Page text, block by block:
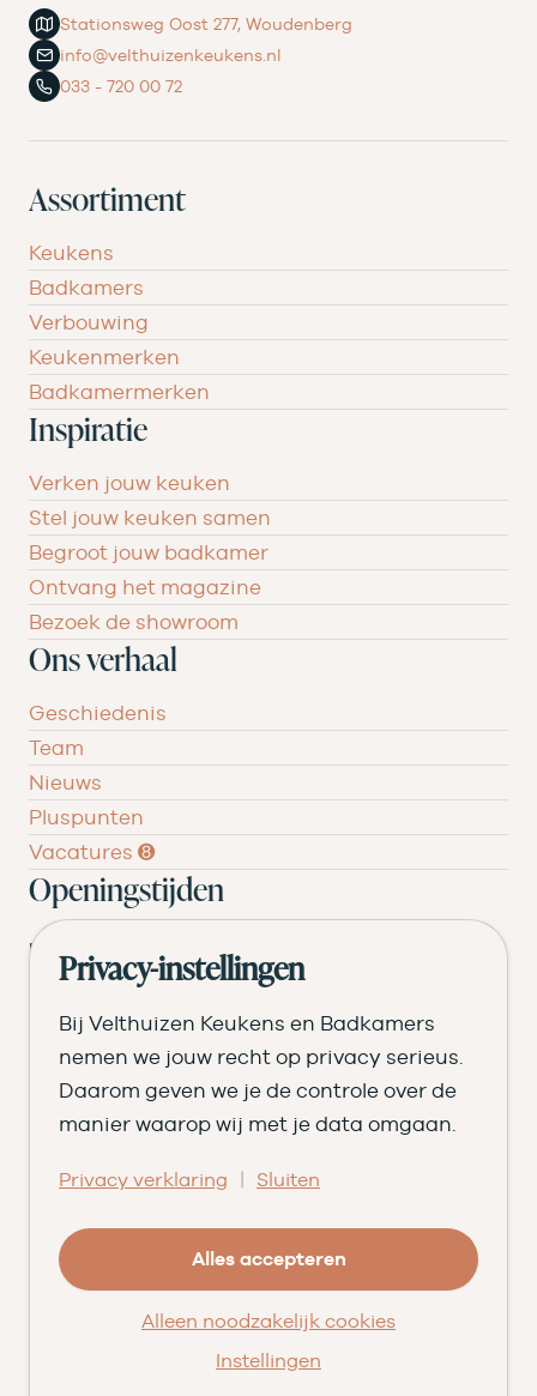
Stationsweg Oost 277, Woudenberg
info@velthuizenkeukens.nl
033 - 720 00 72
Assortiment
Keukens
Badkamers
Verbouwing
Keukenmerken
Badkamermerken
Inspiratie
Verken jouw keuken
Stel jouw keuken samen
Begroot jouw badkamer
Ontvang het magazine
Bezoek de showroom
Ons verhaal
Geschiedenis
Team
Nieuws
Pluspunten
Vacatures ➑
Openingstijden
DI 09.00 tot 17.30
09.00 tot 17.30
09.00 tot 20.00
© Velthuizen Keukens en Badkamers
Facebook
Instagram
Pinterest
LinkedInYouTube
uit 203 beoordelingenopQasa
Privacy-instellingen
Bij Velthuizen Keukens en Badkamers
nemen we jouw recht op privacy serieus.
Daarom geven we je de controle over de
manier waarop wij met je data omgaan.
Privacy verklaring | Sluiten
Alles accepteren
Alleen noodzakelijk cookies
Instellingen